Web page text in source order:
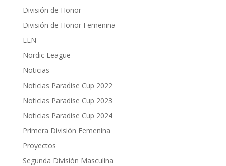
División de Honor
División de Honor Femenina
LEN
Nordic League
Noticias
Noticias Paradise Cup 2022
Noticias Paradise Cup 2023
Noticias Paradise Cup 2024
Primera División Femenina
Proyectos
Segunda División Masculina